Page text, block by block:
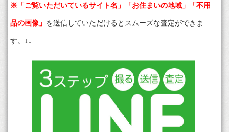
※「ご覧いただいているサイト名」「お住まいの地域」「不用
品の画像」 を送信していただけるとスムーズな査定ができま
す。↓↓